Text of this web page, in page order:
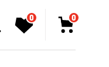
0 0